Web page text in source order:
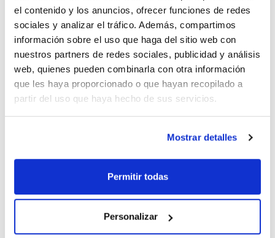
el contenido y los anuncios, ofrecer funciones de redes
sociales y analizar el tráfico. Además, compartimos
información sobre el uso que haga del sitio web con
nuestros partners de redes sociales, publicidad y análisis
web, quienes pueden combinarla con otra información
que les haya proporcionado o que hayan recopilado a
partir del uso que haya hecho de sus servicios.
Mostrar detalles
Permitir todas
Personalizar
Envase
Disponibilidad :Ver stock
Mi precio: Comprar
Documentación técnica
Regístrate para
Regístrate para
SDS/ Hoja de seguridad
Regístrate para